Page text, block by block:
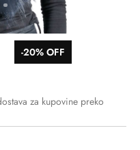
-20% OFF
za kupovine preko